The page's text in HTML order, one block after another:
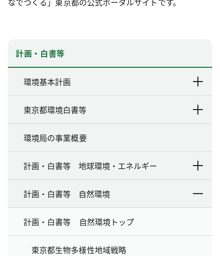
計画・白書等
環境基本計画
東京都環境白書等
環境局の事業概要
計画・白書等 地球環境・エネルギー
計画・白書等 自然環境
計画・白書等 自然環境トップ
東京都生物多様性地域戦略